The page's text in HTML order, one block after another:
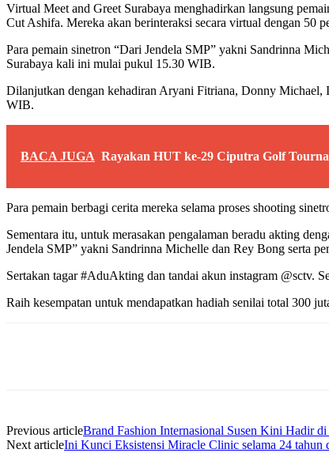
Virtual Meet and Greet Surabaya menghadirkan langsung
Cut Ashifa. Mereka akan berinteraksi secara virtual dengan
Para pemain sinetron “Dari Jendela SMP” yakni Sandrinna
Surabaya kali ini mulai pukul 15.30 WIB.
Dilanjutkan dengan kehadiran Aryani Fitriana, Donny Michael,
WIB.
BACA JUGA Rayakan HUT ke-29 Ciputra Golf
Para pemain berbagi cerita mereka selama proses shooting
Sementara itu, untuk merasakan pengalaman beradu akting
Jendela SMP” yakni Sandrinna Michelle dan Rey Bong serta
Sertakan tagar #AduAkting dan tandai akun instagram @sctv.
Raih kesempatan untuk mendapatkan hadiah senilai total 300
Previous articleBrand Fashion Internasional Susen Kini Hadir di
Next articleIni Kunci Eksistensi Miracle Clinic selama 24 tahun